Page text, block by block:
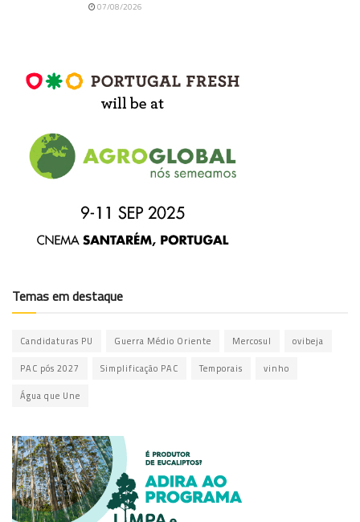
07/08/2026
Temas em destaque
Candidaturas PU Guerra Médio Oriente Mercosul ovibeja
PAC pós 2027 Simplificação PAC Temporais vinho
Água que Une